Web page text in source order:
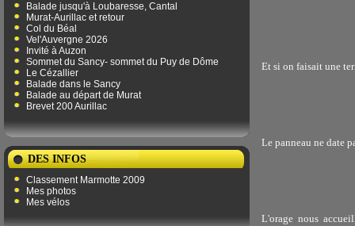
Balade jusqu'à Loubaresse, Cantal
Murat-Aurillac et retour
Col du Béal
Vel'Auvergne 2026
Invité à Auzon
Sommet du Sancy- sommet du Puy de Dôme
Le Cézallier
Balade dans le Sancy
Balade au départ de Murat
Brevet 200 Aurillac
DES INFOS
Classement Marmotte 2009
Mes photos
Mes vélos
Et si on faisait une
Le panneau ne date
L'orage nous